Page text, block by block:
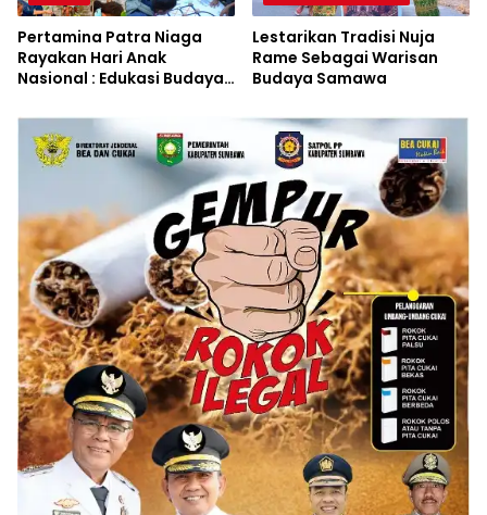
Pertamina Patra Niaga
Rayakan Hari Anak
Nasional : Edukasi Budaya
Lingkungan
Lestarikan Tradisi Nuja
Rame Sebagai Warisan
Budaya Samawa